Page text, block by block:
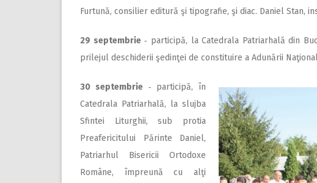
Furtună, consilier editură şi tipografie, şi diac. Daniel Stan,
29 septembrie‑ participă, la Catedrala Patriarhală din
prilejul deschiderii şedinţei de constituire a Adunării
30 septembrie‑ participă, în
Catedrala Patriarhală, la slujba
Sfintei Liturghii, sub protia
Preafericitului Părinte Daniel,
Patriarhul Bisericii Ortodoxe
Române, împreună cu alţi